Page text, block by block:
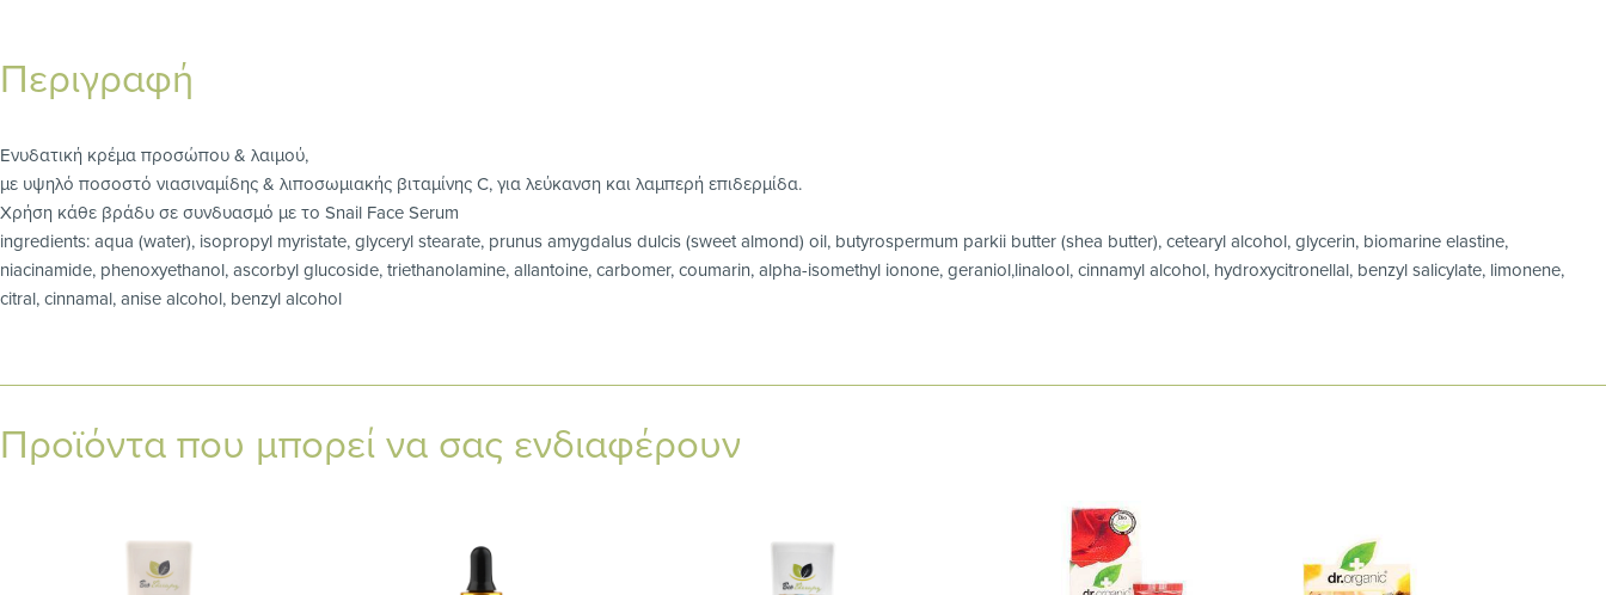
Περιγραφή
Ενυδατική κρέμα προσώπου & λαιμού,
με υψηλό ποσοστό νιασιναμίδης & λιποσωμιακής βιταμίνης C, για λεύκανση και λαμπερή επιδερμίδα.
Χρήση κάθε βράδυ σε συνδυασμό με το Snail Face Serum
ingredients: aqua (water), isopropyl myristate, glyceryl stearate, prunus amygdalus dulcis (sweet almond) oil, butyrospermum parkii butter (shea butter), cetearyl alcohol, glycerin, biomarine elastine,
niacinamide, phenoxyethanol, ascorbyl glucoside, triethanolamine, allantoine, carbomer, coumarin, alpha-isomethyl ionone, geraniol,linalool, cinnamyl alcohol, hydroxycitronellal, benzyl salicylate, limonene,
citral, cinnamal, anise alcohol, benzyl alcohol
Προϊόντα που μπορεί να σας ενδιαφέρουν